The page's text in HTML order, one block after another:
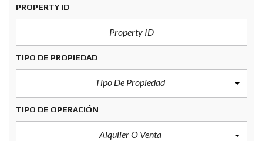
PROPERTY ID
TIPO DE PROPIEDAD
Tipo De Propiedad
TIPO DE OPERACIÓN
Alquiler O Venta